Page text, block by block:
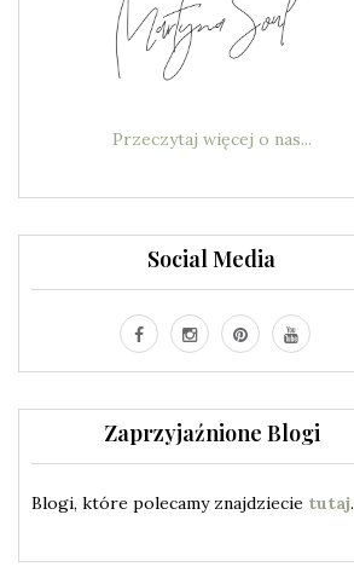
Przeczytaj więcej o nas...
Social Media
Zaprzyjaźnione Blogi
Blogi, które polecamy znajdziecie tutaj.